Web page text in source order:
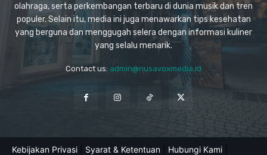
olahraga, serta perkembangan terbaru di dunia musik dan tren
populer. Selain itu, media ini juga menawarkan tips kesehatan
yang berguna dan menggugah selera dengan informasi kuliner
yang selalu menarik.
Contact us: admin@nusavoxmedia.id
Kebijakan Privasi Syarat & Ketentuan Hubungi Kami